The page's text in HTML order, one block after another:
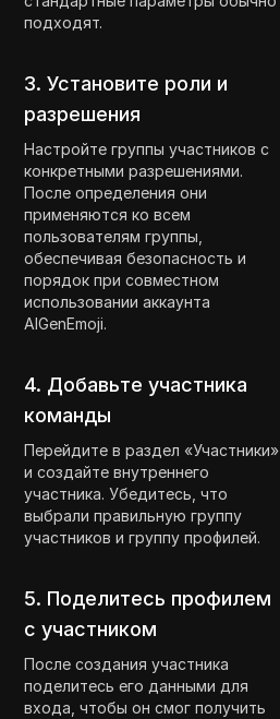
подходят.
3. Установите роли и
разрешения
Настройте группы участников с
конкретными разрешениями.
После определения они
применяются ко всем
пользователям группы,
обеспечивая безопасность и
порядок при совместном
использовании аккаунта
AIGenEmoji.
4. Добавьте участника
команды
Перейдите в раздел «Участники»
и создайте внутреннего
участника. Убедитесь, что
выбрали правильную группу
участников и группу профилей.
5. Поделитесь профилем
с участником
После создания участника
поделитесь его данными для
входа, чтобы он смог получить